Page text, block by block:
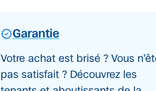
Garantie
Votre achat est brisé ? Vous
pas satisfait ? Découvrez les